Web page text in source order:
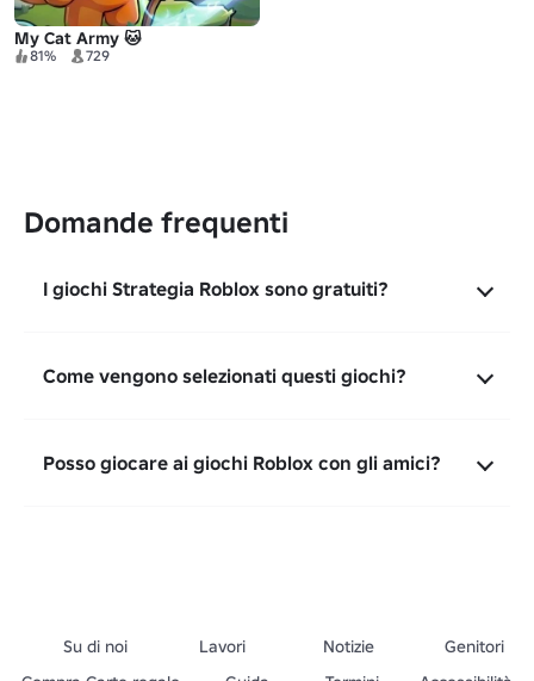
My Cat Army 🐱
81% 729
Domande frequenti
I giochi Strategia Roblox sono gratuiti?
Come vengono selezionati questi giochi?
Posso giocare ai giochi Roblox con gli amici?
Su di noi Lavori Notizie
Genitori